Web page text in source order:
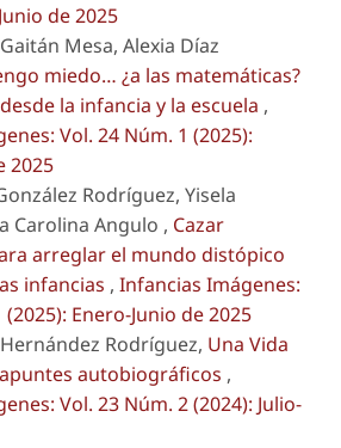
de 2025
Mesa, Alexia Díaz
miedo… ¿a las matemáticas?
la infancia y la escuela ,
Vol. 24 Núm. 1 (2025):
2025
Rodríguez, Yisela
Carolina Angulo , Cazar
arreglar el mundo distópico
infancias , Infancias Imágenes:
Enero-Junio de 2025
Rodríguez, Una Vida
autobiográficos ,
Vol. 23 Núm. 2 (2024): Julio-